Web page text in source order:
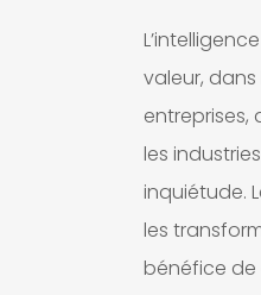
valeur,
entreprises,
les
inquiétude.
les
bénéfice de